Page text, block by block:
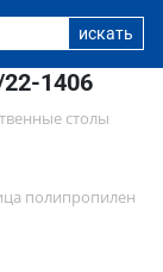
1406
столы
полипропилен